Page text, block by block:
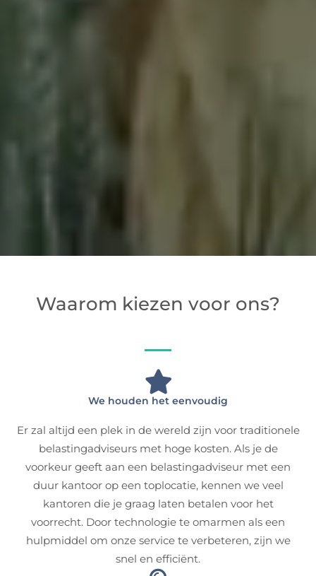
Waarom kiezen voor ons?
We houden het eenvoudig
Er zal altijd een plek in de wereld zijn voor traditionele
belastingadviseurs met hoge kosten. Als je de
voorkeur geeft aan een belastingadviseur met een
duur kantoor op een toplocatie, kennen we veel
kantoren die je graag laten betalen voor het
voorrecht. Door technologie te omarmen als een
hulpmiddel om onze service te verbeteren, zijn we
snel en efficiënt.